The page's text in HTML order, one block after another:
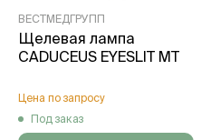
ВЕСТМЕДГРУПП
Щелевая лампа
CADUCEUS EYESLIT MT
Цена по запросу
Под заказ